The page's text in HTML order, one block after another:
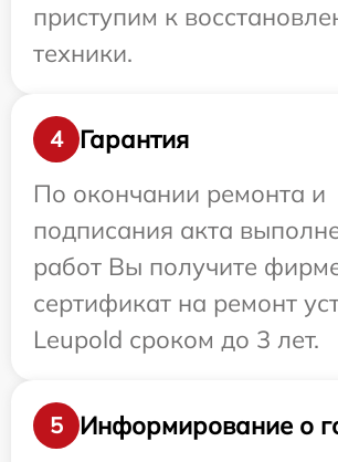
приступим к
техники.
4
Гарантия
По окончании ремонта и
подписания акта
работ Вы получите
сертификат на ремонт
Leupold сроком до 3 лет.
5
Информирование о